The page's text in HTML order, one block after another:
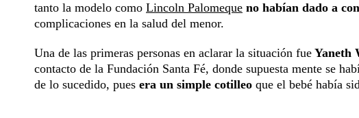
tanto la modelo como Lincoln Palomeque no habían dado a
complicaciones en la salud del menor.
Una de las primeras personas en aclarar la situación fue Yaneth
contacto de la Fundación Santa Fé, donde supuesta mente se
de lo sucedido, pues era un simple cotilleo que el bebé había